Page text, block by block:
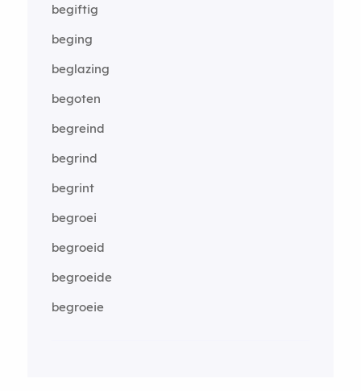
begiftig
beging
beglazing
begoten
begreind
begrind
begrint
begroei
begroeid
begroeide
begroeie